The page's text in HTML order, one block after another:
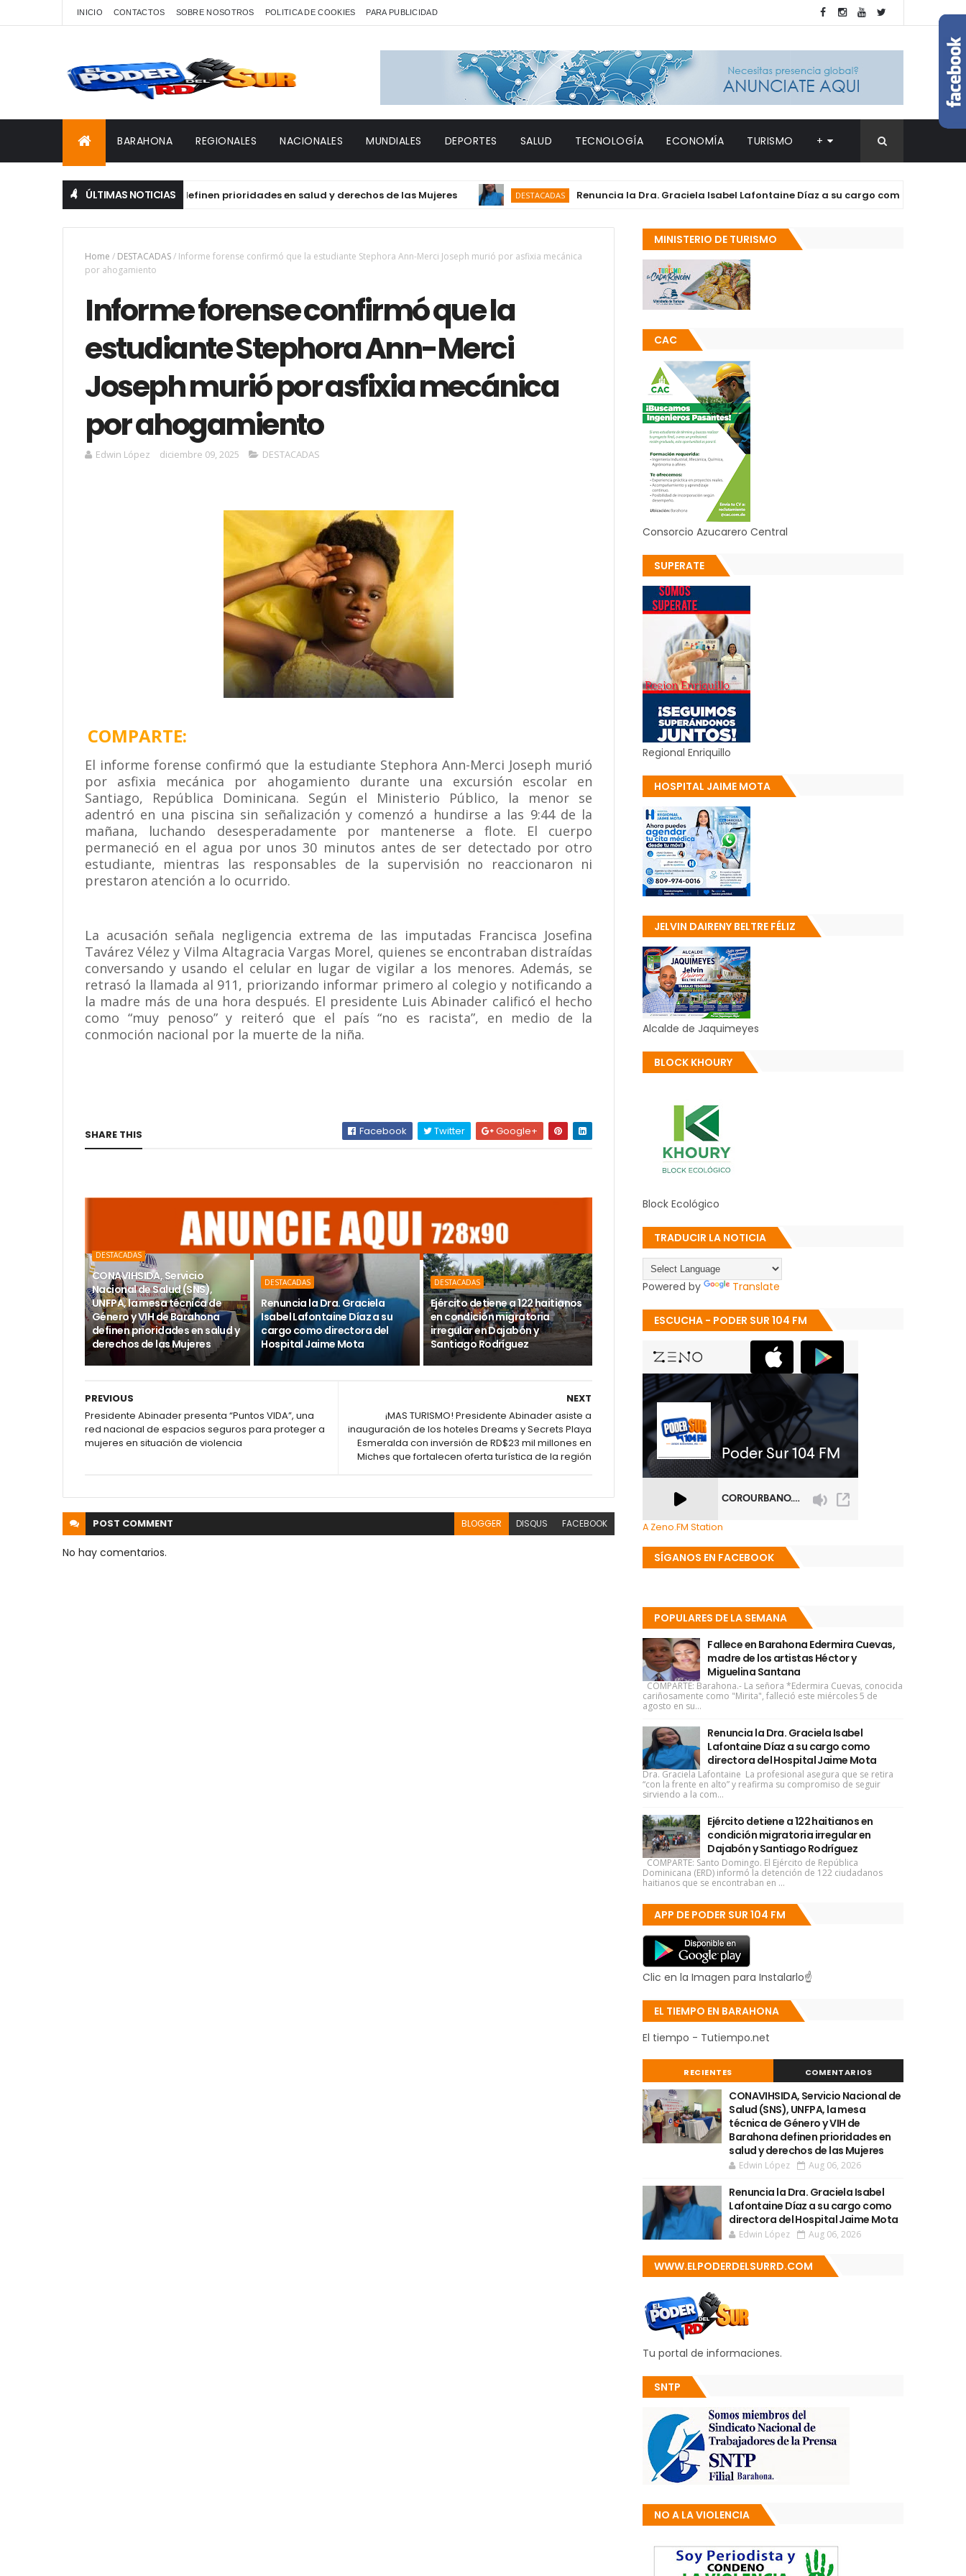
INICIO CONTACTOS SOBRE NOSOTROS POLITICA DE COOKIES PARA PUBLICIDAD
BARAHONA REGIONALES NACIONALES MUNDIALES DEPORTES SALUD TECNOLOGÍA ECONOMÍA TURISMO +
ÚLTIMAS NOTICIAS
Género y VIH de Barahona definen prioridades en salud y derechos de las Mujeres DESTACADAS Renuncia la Dra. Graciela Isabel Lafontaine Díaz a su cargo como directora del
Home / DESTACADAS/ Informe forense confirmó que la estudiante Stephora Ann-Merci Joseph murió por asfixia mecánica
por ahogamiento
Informe forense confirmó que la
estudiante Stephora Ann-Merci
Joseph murió por asfixia mecánica
por ahogamiento
Edwin López diciembre 09, 2025 DESTACADAS
COMPARTE:
El informe forense confirmó que la estudiante Stephora Ann-Merci Joseph murió
por asfixia mecánica por ahogamiento durante una excursión escolar en
Santiago, República Dominicana. Según el Ministerio Público, la menor se
adentró en una piscina sin señalización y comenzó a hundirse a las 9:44 de la
mañana, luchando desesperadamente por mantenerse a flote. El cuerpo
permaneció en el agua por unos 30 minutos antes de ser detectado por otro
estudiante, mientras las responsables de la supervisión no reaccionaron ni
prestaron atención a lo ocurrido.
La acusación señala negligencia extrema de las imputadas Francisca Josefina
Tavárez Vélez y Vilma Altagracia Vargas Morel, quienes se encontraban distraídas
conversando y usando el celular en lugar de vigilar a los menores. Además, se
retrasó la llamada al 911, priorizando informar primero al colegio y notificando a
la madre más de una hora después. El presidente Luis Abinader calificó el hecho
como “muy penoso” y reiteró que el país “no es racista”, en medio de la
conmoción nacional por la muerte de la niña.
SHARE THIS Facebook Twitter Google+
DESTACADAS
CONAVIHSIDA, Servicio
Nacional de Salud (SNS),
UNFPA, la mesa técnica de
Género y VIH de Barahona
definen prioridades en salud y
derechos de las Mujeres
DESTACADAS
Renuncia la Dra. Graciela
Isabel Lafontaine Díaz a su
cargo como directora del
Hospital Jaime Mota
DESTACADAS
Ejército detiene a 122 haitianos
en condición migratoria
irregular en Dajabón y
Santiago Rodríguez
NEXT
¡MAS TURISMO! Presidente Abinader asiste a
inauguración de los hoteles Dreams y Secrets Playa
Esmeralda con inversión de RD$23 mil millones en
Miches que fortalecen oferta turística de la región
PREVIOUS
Presidente Abinader presenta “Puntos VIDA”, una
red nacional de espacios seguros para proteger a
mujeres en situación de violencia
POST COMMENT BLOGGER DISQUS FACEBOOK
No hay comentarios.
MINISTERIO DE TURISMO
CAC
Consorcio Azucarero Central
SUPERATE
Regional Enriquillo
HOSPITAL JAIME MOTA
JELVIN DAIRENY BELTRE FÉLIZ
Alcalde de Jaquimeyes
BLOCK KHOURY
Block Ecológico
TRADUCIR LA NOTICIA
Powered by Translate
ESCUCHA - PODER SUR 104 FM
A Zeno.FM Station
SÍGANOS EN FACEBOOK
POPULARES DE LA SEMANA
Fallece en Barahona Edermira Cuevas,
madre de los artistas Héctor y
Miguelina Santana
COMPARTE: Barahona.- La señora *Edermira Cuevas, conocida
cariñosamente como "Mirita", falleció este miércoles 5 de
agosto en su...
Renuncia la Dra. Graciela Isabel
Lafontaine Díaz a su cargo como
directora del Hospital Jaime Mota
Dra. Graciela Lafontaine La profesional asegura que se retira
“con la frente en alto” y reafirma su compromiso de seguir
sirviendo a la com...
Ejército detiene a 122 haitianos en
condición migratoria irregular en
Dajabón y Santiago Rodríguez
COMPARTE: Santo Domingo. El Ejército de República
Dominicana (ERD) informó la detención de 122 ciudadanos
haitianos que se encontraban en ...
APP DE PODER SUR 104 FM
Clic en la Imagen para Instalarlo☝
EL TIEMPO EN BARAHONA
El tiempo - Tutiempo.net
RECIENTES COMENTARIOS
CONAVIHSIDA, Servicio Nacional de
Salud (SNS), UNFPA, la mesa
técnica de Género y VIH de
Barahona definen prioridades en
salud y derechos de las Mujeres
Edwin López Aug 06, 2026
Renuncia la Dra. Graciela Isabel
Lafontaine Díaz a su cargo como
directora del Hospital Jaime Mota
Edwin López Aug 06, 2026
WWW.ELPODERDELSURRD.COM
Tu portal de informaciones.
SNTP
NO A LA VIOLENCIA